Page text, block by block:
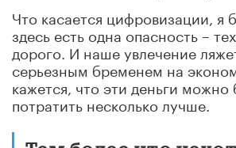
Что касается цифровизации, я
здесь есть одна опасность –
дорого. И наше увлечение
серьезным бременем на
кажется, что эти деньги
потратить несколько лучше.